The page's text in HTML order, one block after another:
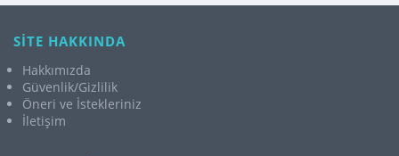
SİTE HAKKINDA
Hakkımızda
Güvenlik/Gizlilik
Öneri ve İstekleriniz
İletişim